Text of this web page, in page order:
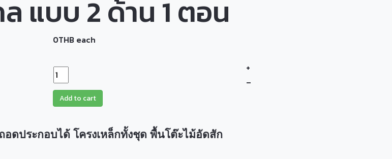
แบบ 2 ด้าน 1 ตอน
0THB each
+
–
Add to cart
ดประกอบได้ โครงเหล็กทั้งชุด พื้นโต๊ะไม้อัดสัก